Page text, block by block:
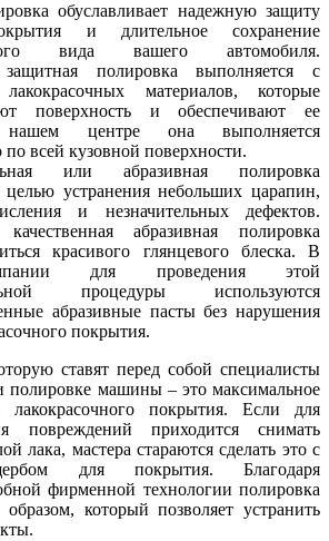
обуславливает надежную защиту
и длительное сохранение
вида вашего автомобиля.
полировка выполняется с
материалов, которые
поверхность и обеспечивают ее
центре она выполняется
всей кузовной поверхности.
или абразивная полировка
целью устранения небольших царапин,
и незначительных дефектов.
абразивная полировка
красивого глянцевого блеска. В
для проведения этой
процедуры используются
абразивные пасты без нарушения
покрытия.
ставят перед собой специалисты
машины – это максимальное
лакокрасочного покрытия. Если для
повреждений приходится снимать
лака, мастера стараются сделать это с
для покрытия. Благодаря
фирменной технологии полировка
который позволяет устранить